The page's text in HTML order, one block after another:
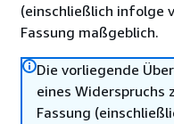
(einschließlich infolge
Fassung maßgeblich.
Die vorliegende
eines Widerspruchs
Fassung